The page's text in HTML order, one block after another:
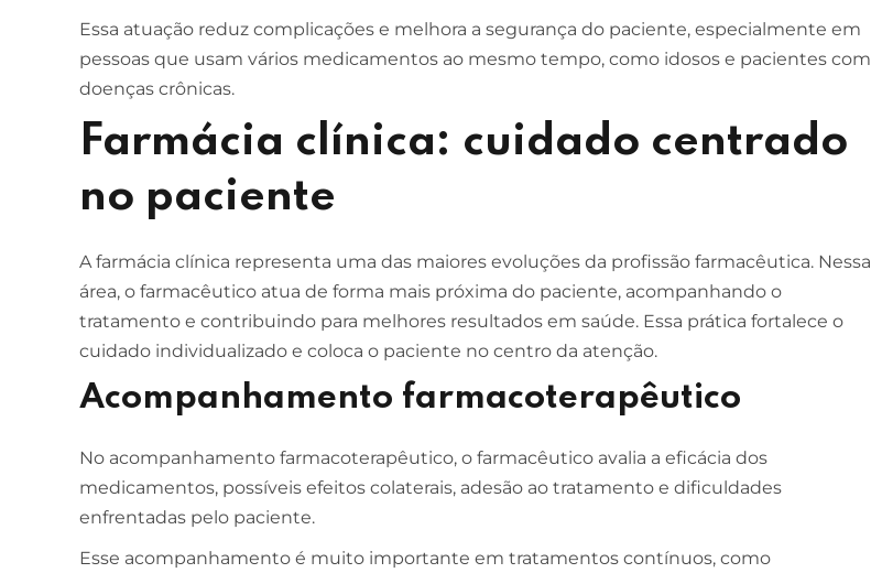
Essa atuação reduz complicações e melhora a segurança do paciente, especialmente em
pessoas que usam vários medicamentos ao mesmo tempo, como idosos e pacientes com
doenças crônicas.
Farmácia clínica: cuidado centrado
no paciente
A farmácia clínica representa uma das maiores evoluções da profissão farmacêutica. Nessa
área, o farmacêutico atua de forma mais próxima do paciente, acompanhando o
tratamento e contribuindo para melhores resultados em saúde. Essa prática fortalece o
cuidado individualizado e coloca o paciente no centro da atenção.
Acompanhamento farmacoterapêutico
No acompanhamento farmacoterapêutico, o farmacêutico avalia a eficácia dos
medicamentos, possíveis efeitos colaterais, adesão ao tratamento e dificuldades
enfrentadas pelo paciente.
Esse acompanhamento é muito importante em tratamentos contínuos, como